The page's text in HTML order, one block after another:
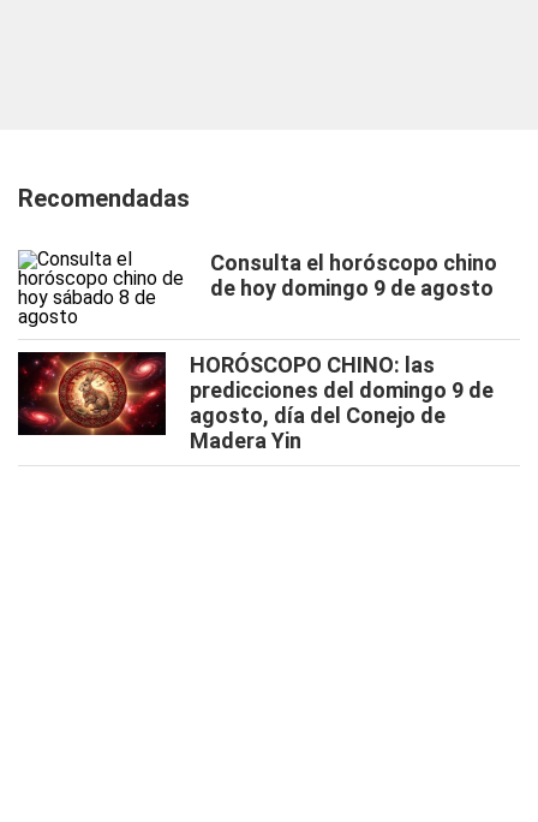
Recomendadas
Consulta el horóscopo chino
de hoy domingo 9 de agosto
HORÓSCOPO CHINO: las
predicciones del domingo 9 de
agosto, día del Conejo de
Madera Yin